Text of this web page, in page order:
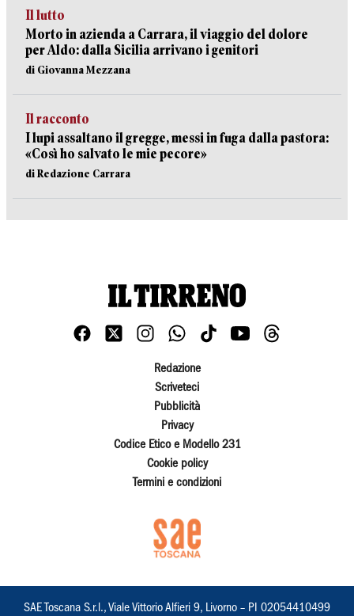
Il lutto
Morto in azienda a Carrara, il viaggio del dolore
per Aldo: dalla Sicilia arrivano i genitori
di Giovanna Mezzana
Il racconto
I lupi assaltano il gregge, messi in fuga dalla pastora:
«Così ho salvato le mie pecore»
di Redazione Carrara
Redazione
Scriveteci
Pubblicità
Privacy
Codice Etico e Modello 231
Cookie policy
Termini e condizioni
SAE Toscana S.r.l., Viale Vittorio Alfieri 9, Livorno – PI 02054410499